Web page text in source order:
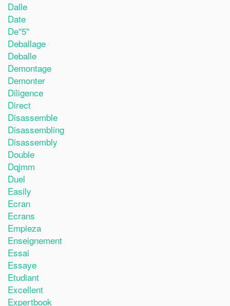
Dalle
Date
De''5''
Deballage
Deballe
Demontage
Demonter
Diligence
Direct
Disassemble
Disassembling
Disassembly
Double
Dqjmm
Duel
Easily
Ecran
Ecrans
Empieza
Enseignement
Essai
Essaye
Etudiant
Excellent
Expertbook